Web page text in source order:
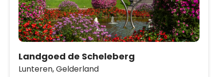
Landgoed de Scheleberg
Lunteren,Gelderland